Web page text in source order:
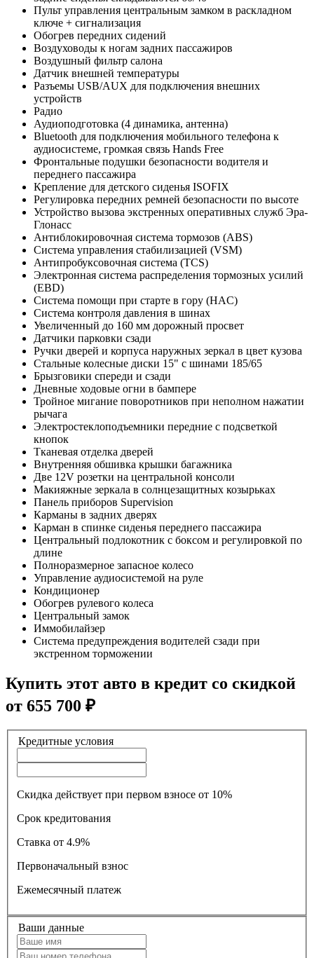
Пульт управления центральным замком в раскладном
ключе + сигнализация
Обогрев передних сидений
Воздуховоды к ногам задних пассажиров
Воздушный фильтр салона
Датчик внешней температуры
Разъемы USB/AUX для подключения внешних
устройств
Радио
Аудиоподготовка (4 динамика, антенна)
Bluetooth для подключения мобильного телефона к
аудиосистеме, громкая связь Hands Free
Фронтальные подушки безопасности водителя и
переднего пассажира
Крепление для детского сиденья ISOFIX
Регулировка передних ремней безопасности по высоте
Устройство вызова экстренных оперативных служб Эра-
Глонасс
Антиблокировочная система тормозов (ABS)
Система управления стабилизацией (VSM)
Антипробуксовочная система (TCS)
Электронная система распределения тормозных усилий
(EBD)
Система помощи при старте в гору (HAC)
Система контроля давления в шинах
Увеличенный до 160 мм дорожный просвет
Датчики парковки сзади
Ручки дверей и корпуса наружных зеркал в цвет кузова
Стальные колесные диски 15" с шинами 185/65
Брызговики спереди и сзади
Дневные ходовые огни в бампере
Тройное мигание поворотников при неполном нажатии
рычага
Электростеклоподъемники передние с подсветкой
кнопок
Тканевая отделка дверей
Внутренняя обшивка крышки багажника
Две 12V розетки на центральной консоли
Макияжные зеркала в солнцезащитных козырьках
Панель приборов Supervision
Карманы в задних дверях
Карман в спинке сиденья переднего пассажира
Центральный подлокотник с боксом и регулировкой по
длине
Полноразмерное запасное колесо
Управление аудиосистемой на руле
Кондиционер
Обогрев рулевого колеса
Центральный замок
Иммобилайзер
Система предупреждения водителей сзади при
экстренном торможении
Купить этот авто в кредит со скидкой
от 655 700 ₽
Кредитные условия
Скидка действует при первом взносе от 10%
Срок кредитования
Ставка
от 4.9%
Первоначальный взнос
Ежемесячный платеж
Ваши данные